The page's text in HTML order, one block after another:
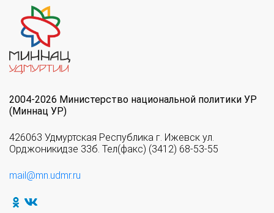
2004-2026 Министерство национальной политики УР
(Миннац УР)
426063 Удмуртская Республика г. Ижевск ул.
Орджоникидзе 33б. Тел(факс) (3412) 68-53-55
mail@mn.udmr.ru